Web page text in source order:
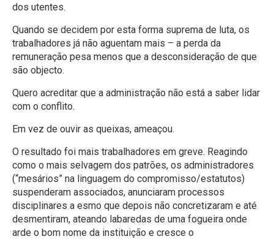
dos utentes.
Quando se decidem por esta forma suprema de luta, os
trabalhadores já não aguentam mais – a perda da
remuneração pesa menos que a desconsideração de que
são objecto.
Quero acreditar que a administração não está a saber lidar
com o conflito.
Em vez de ouvir as queixas, ameaçou.
O resultado foi mais trabalhadores em greve. Reagindo
como o mais selvagem dos patrões, os administradores
(“mesários” na linguagem do compromisso/estatutos)
suspenderam associados, anunciaram processos
disciplinares a esmo que depois não concretizaram e até
desmentiram, ateando labaredas de uma fogueira onde
arde o bom nome da instituição e cresce o